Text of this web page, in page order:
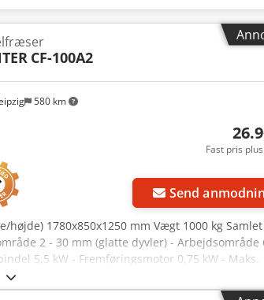
580 km
CF-100A2
Fast pris
Send
højde) 1780x850x1250 mm Vægt 1000 kg Samlet
2 - 30 mm (glatte dyvler) - Arbejdsområde
5,5 kW - Fremføringsmotor 0,75 kW - Maks.
- Fremføringshastighed 4 - 13 m/min - Inkl. 1
spindel, udløbssko til emnet Codpfx Afjvz